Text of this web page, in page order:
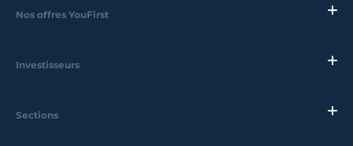
Nos offres YouFirst
Investisseurs
Sections